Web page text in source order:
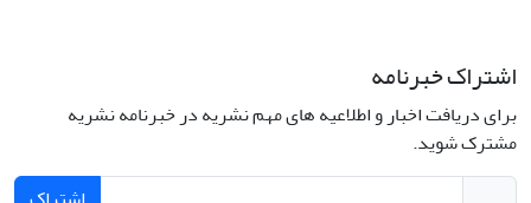
اشتراک خبرنامه
برای دریافت اخبار و اطلاعیه های مهم نشریه در خبرنامه نشریه
مشترک شوید.